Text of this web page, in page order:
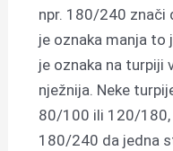
npr. 180/240 znači
je oznaka manja
je oznaka na turpiji
nježnija. Neke
80/100 ili 120/
180/240 da jedna